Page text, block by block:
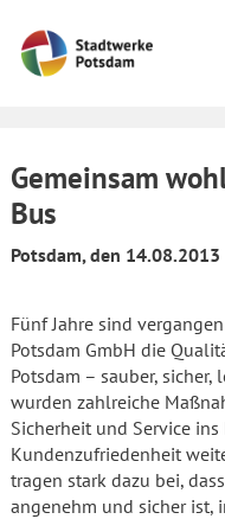
Startseite
Gemeinsam
Bus
Potsdam, den 14.08.2013
Fünf Jahre sind
Potsdam GmbH die
Potsdam – sauber, sicher,
wurden zahlreiche
Sicherheit und Service
Kundenzufriedenheit
tragen stark dazu bei,
angenehm und sicher ist,